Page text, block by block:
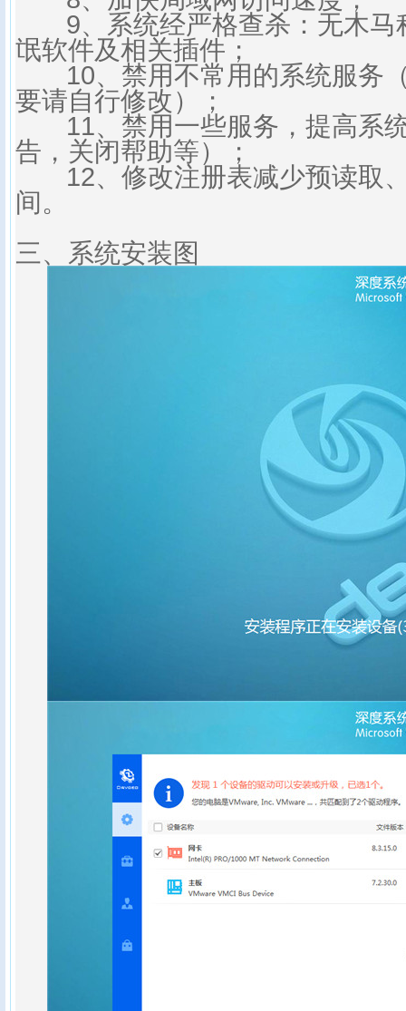
9、系统经严格查杀：无木马
氓软件及相关插件；
10、禁用不常用的系统服务
要请自行修改）；
11、禁用一些服务，提高系
告，关闭帮助等）；
12、修改注册表减少预读取
间。
三、系统安装图